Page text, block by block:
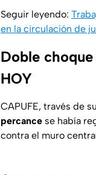
Seguir leyendo:
en la circulación de
Doble
HOY
CAPUFE, través de
percance se había
contra el muro